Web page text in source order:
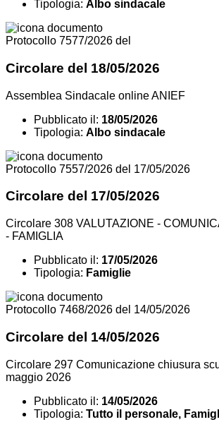
Tipologia: Albo sindacale
Protocollo 7577/2026 del
Circolare del 18/05/2026
Assemblea Sindacale online ANIEF
Pubblicato il: 18/05/2026
Tipologia: Albo sindacale
Protocollo 7557/2026 del 17/05/2026
Circolare del 17/05/2026
Circolare 308 VALUTAZIONE -
- FAMIGLIA
Pubblicato il: 17/05/2026
Tipologia: Famiglie
Protocollo 7468/2026 del 14/05/2026
Circolare del 14/05/2026
Circolare 297 Comunicazione chiusura
maggio 2026
Pubblicato il: 14/05/2026
Tipologia: Tutto il personale,